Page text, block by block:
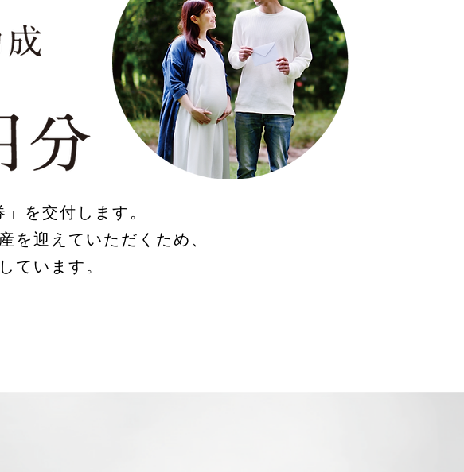
を交付します。
を迎えていただくため、
ています。